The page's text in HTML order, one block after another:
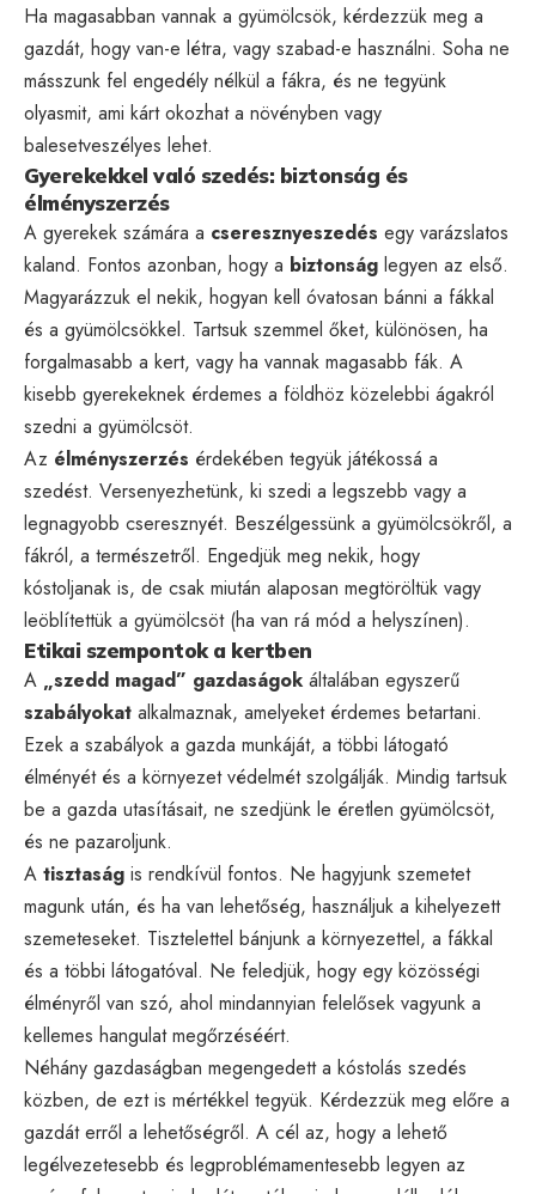
Ha magasabban vannak a gyümölcsök, kérdezzük meg a
gazdát, hogy van-e létra, vagy szabad-e használni. Soha ne
másszunk fel engedély nélkül a fákra, és ne tegyünk
olyasmit, ami kárt okozhat a növényben vagy
balesetveszélyes lehet.
Gyerekekkel való szedés: biztonság és
élményszerzés
A gyerekek számára a cseresznyeszedés egy varázslatos
kaland. Fontos azonban, hogy a biztonság legyen az első.
Magyarázzuk el nekik, hogyan kell óvatosan bánni a fákkal
és a gyümölcsökkel. Tartsuk szemmel őket, különösen, ha
forgalmasabb a kert, vagy ha vannak magasabb fák. A
kisebb gyerekeknek érdemes a földhöz közelebbi ágakról
szedni a gyümölcsöt.
Az élményszerzés érdekében tegyük játékossá a
szedést. Versenyezhetünk, ki szedi a legszebb vagy a
legnagyobb cseresznyét. Beszélgessünk a gyümölcsökről, a
fákról, a természetről. Engedjük meg nekik, hogy
kóstoljanak is, de csak miután alaposan megtöröltük vagy
leöblítettük a gyümölcsöt (ha van rá mód a helyszínen).
Etikai szempontok a kertben
A „szedd magad” gazdaságok általában egyszerű
szabályokat alkalmaznak, amelyeket érdemes betartani.
Ezek a szabályok a gazda munkáját, a többi látogató
élményét és a környezet védelmét szolgálják. Mindig tartsuk
be a gazda utasításait, ne szedjünk le éretlen gyümölcsöt,
és ne pazaroljunk.
A tisztaság is rendkívül fontos. Ne hagyjunk szemetet
magunk után, és ha van lehetőség, használjuk a kihelyezett
szemeteseket. Tisztelettel bánjunk a környezettel, a fákkal
és a többi látogatóval. Ne feledjük, hogy egy közösségi
élményről van szó, ahol mindannyian felelősek vagyunk a
kellemes hangulat megőrzéséért.
Néhány gazdaságban megengedett a kóstolás szedés
közben, de ezt is mértékkel tegyük. Kérdezzük meg előre a
gazdát erről a lehetőségről. A cél az, hogy a lehető
legélvezetesebb és legproblémamentesebb legyen az